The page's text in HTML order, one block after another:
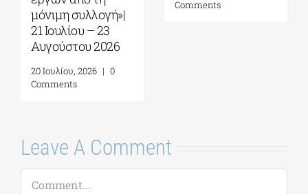
30 Ιουλίου, 2026
Comments
22 Ιουλίου, 2026
Leave A Comment